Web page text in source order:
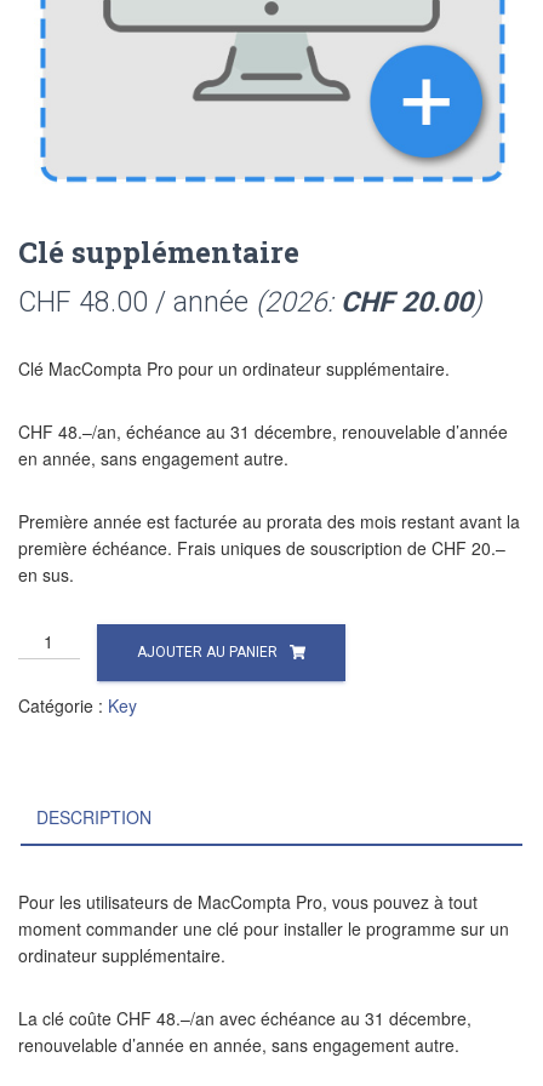
Clé supplémentaire
CHF 48.00 / année (2026: CHF20.00)
Clé MacCompta Pro pour un ordinateur supplémentaire.
CHF 48.–/an, échéance au 31 décembre, renouvelable d’année
en année, sans engagement autre.
Première année est facturée au prorata des mois restant avant la
première échéance. Frais uniques de souscription de CHF 20.–
en sus.
quantité
de
supplémentaire
AJOUTER AU PANIER
Catégorie : Key
DESCRIPTION
Pour les utilisateurs de MacCompta Pro, vous pouvez à tout
moment commander une clé pour installer le programme sur un
ordinateur supplémentaire.
La clé coûte CHF 48.–/an avec échéance au 31 décembre,
renouvelable d’année en année, sans engagement autre.